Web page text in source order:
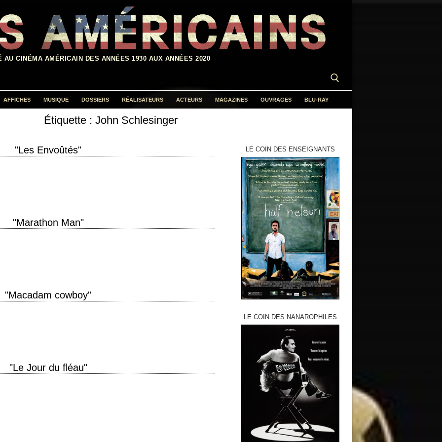
CINÉMA AMÉRICAIN DES ANNÉES 1930 AUX ANNÉES 2020
AFFICHES MUSIQUE DOSSIERS RÉALISATEURS ACTEURS MAGAZINES OUVRAGES BLU-RAY
Étiquette : John Schlesinger
"Les Envoûtés"
"Marathon Man"
"Macadam cowboy"
"Le Jour du fléau"
LE COIN DES ENSEIGNANTS
LE COIN DES NANAROPHILES